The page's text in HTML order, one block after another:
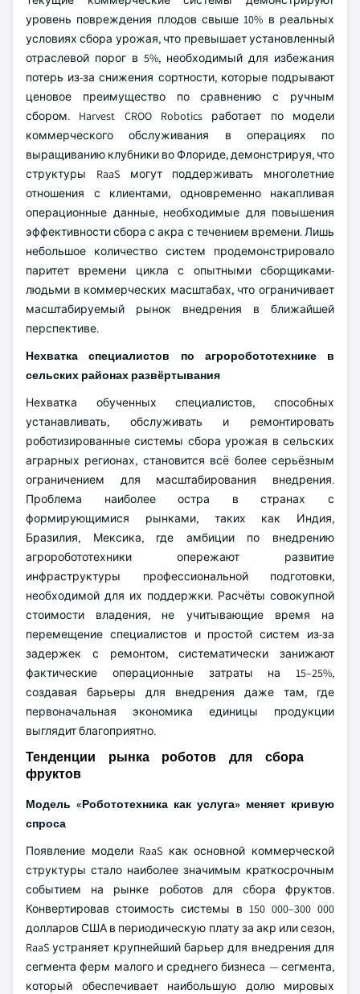
уровень повреждения плодов свыше 10% в реальных
условиях сбора урожая, что превышает установленный
отраслевой порог в 5%, необходимый для избежания
потерь из-за снижения сортности, которые подрывают
ценовое преимущество по сравнению с ручным
сбором. Harvest CROO Robotics работает по модели
коммерческого обслуживания в операциях по
выращиванию клубники во Флориде, демонстрируя, что
структуры RaaS могут поддерживать многолетние
отношения с клиентами, одновременно накапливая
операционные данные, необходимые для повышения
эффективности сбора с акра с течением времени. Лишь
небольшое количество систем продемонстрировало
паритет времени цикла с опытными сборщиками-
людьми в коммерческих масштабах, что ограничивает
масштабируемый рынок внедрения в ближайшей
перспективе.
Нехватка специалистов по агроробототехнике в
сельских районах развёртывания
Нехватка обученных специалистов, способных
устанавливать, обслуживать и ремонтировать
роботизированные системы сбора урожая в сельских
аграрных регионах, становится всё более серьёзным
ограничением для масштабирования внедрения.
Проблема наиболее остра в странах с
формирующимися рынками, таких как Индия,
Бразилия, Мексика, где амбиции по внедрению
агроробототехники опережают развитие
инфраструктуры профессиональной подготовки,
необходимой для их поддержки. Расчёты совокупной
стоимости владения, не учитывающие время на
перемещение специалистов и простой систем из-за
задержек с ремонтом, систематически занижают
фактические операционные затраты на 15–25%,
создавая барьеры для внедрения даже там, где
первоначальная экономика единицы продукции
выглядит благоприятно.
Тенденции рынка роботов для сбора
фруктов
Модель «Робототехника как услуга» меняет кривую
спроса
Появление модели RaaS как основной коммерческой
структуры стало наиболее значимым краткосрочным
событием на рынке роботов для сбора фруктов.
Конвертировав стоимость системы в 150 000–300 000
долларов США в периодическую плату за акр или сезон,
RaaS устраняет крупнейший барьер для внедрения для
сегмента ферм малого и среднего бизнеса — сегмента,
который обеспечивает наибольшую долю мировых